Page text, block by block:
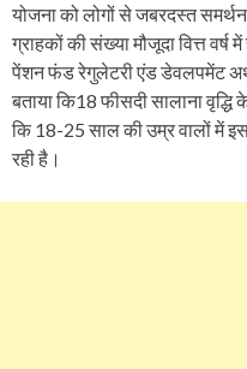
योजना को लोगों से जबरदस्त
ग्राहकों की संख्या मौजूदा वित्त
पेंशन फंड रेगुलेटरी एंड डेवलपमेंट
बताया कि18 फीसदी सालाना
कि 18-25 साल की उम्र वालों में
रही है।